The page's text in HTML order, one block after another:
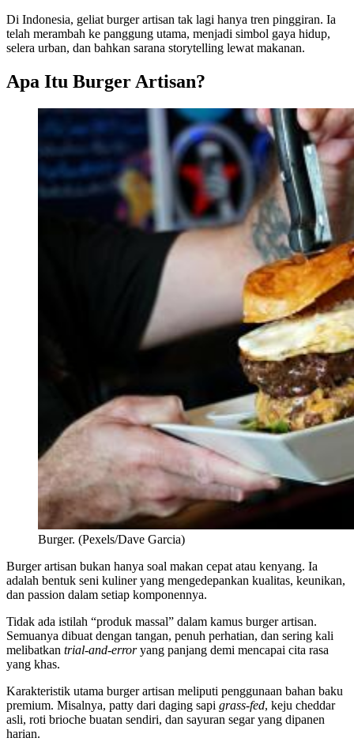
Di Indonesia, geliat burger artisan tak lagi hanya tren pinggiran. Ia
telah merambah ke panggung utama, menjadi simbol gaya hidup,
selera urban, dan bahkan sarana storytelling lewat makanan.
Apa Itu Burger Artisan?
Burger. (Pexels/Dave Garcia)
Burger artisan bukan hanya soal makan cepat atau kenyang. Ia
adalah bentuk seni kuliner yang mengedepankan kualitas, keunikan,
dan passion dalam setiap komponennya.
Tidak ada istilah “produk massal” dalam kamus burger artisan.
Semuanya dibuat dengan tangan, penuh perhatian, dan sering kali
melibatkan trial-and-erroryang panjang demi mencapai cita rasa
yang khas.
Karakteristik utama burger artisan meliputi penggunaan bahan baku
premium. Misalnya, patty dari daging sapi grass-fed, keju cheddar
asli, roti brioche buatan sendiri, dan sayuran segar yang dipanen
harian.